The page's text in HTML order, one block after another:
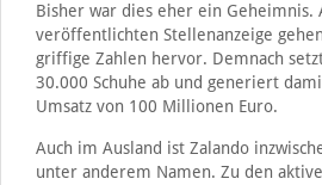
Bisher war dies eher ein Geheimnis.
veröffentlichten Stellenanzeige
griffige Zahlen hervor. Demnach
30.000 Schuhe ab und generiert
Umsatz von 100 Millionen Euro.
Auch im Ausland ist Zalando
unter anderem Namen. Zu den